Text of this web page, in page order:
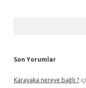
Son Yorumlar
Karayaka nereye bağlı ?